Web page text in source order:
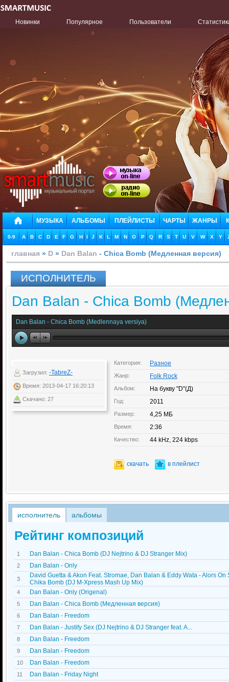
Новинки Популярное Пользователи
МУЗЫКА АЛЬБОМЫ ПЛЕЙЛИСТЫ ЧАРТЫ ЖАНРЫ
0-9 A B C D E F G H I J K L M N O P Q R S T U V W X Y
главная » D » Dan Balan - Chica Bomb (Медленная версия)
ИСПОЛНИТЕЛЬ
Dan Balan - Chica Bomb
Dan Balan - Chica Bomb (Medlennaya versiya)
Загрузил: -TabreZ-
Время: 2013-04-17 16:20:13
Скачано: 27
Категория: Разное
Жанр: Folk Rock
Альбом: На букву "D"(Д)
Год: 2011
Размер: 4,25 МБ
Время: 2:36
Качество: 44 kHz, 224 kbps
скачать в плейлист
исполнитель альбомы
Рейтинг композиций
1 Dan Balan - Chica Bomb (DJ Nejtrino & DJ Stranger Mix)
2 Dan Balan - Only
3
David Guetta & Akon Feat. Stromae, Dan Balan & Eddy Wata - Alors On
Chika Bomb (DJ M-Xpress Mash Up Mix)
4 Dan Balan - Only (Origenal)
5 Dan Balan - Chica Bomb (Медленная версия)
6 Dan Balan - Freedom
7 Dan Balan - Justify Sex (DJ Nejtrino & DJ Stranger feat. A...
8 Dan Balan - Freedom
9 Dan Balan - Freedom
10 Dan Balan - Freedom
11 Dan Balan - Friday Night